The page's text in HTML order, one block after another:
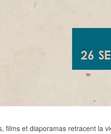
films et diaporamas retracent la